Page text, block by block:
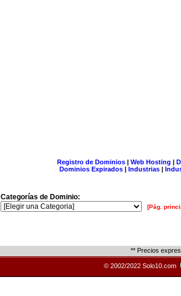
Registro de Dominios| Web Hosting |
Dominios Expirados | Industrias |
Categorías de Dominio:
[Pág.
** Precios
© 2002/2022 Solo10.com